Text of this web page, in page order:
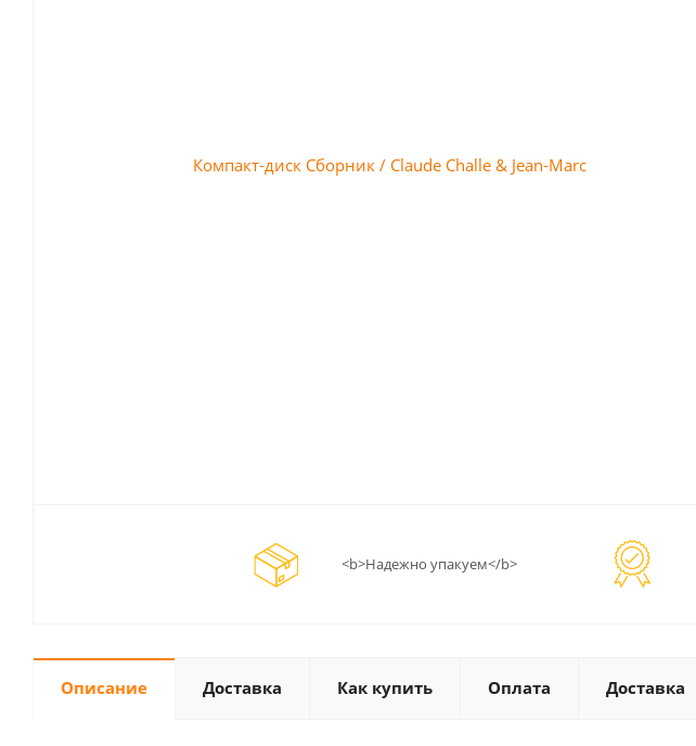
<b>Надежно упакуем</b>
Описание Доставка Как купить Оплата Доставка